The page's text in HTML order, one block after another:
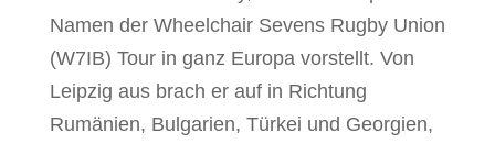
Namen der Wheelchair Sevens Rugby Union
(W7IB) Tour in ganz Europa vorstellt. Von
Leipzig aus brach er auf in Richtung
Rumänien, Bulgarien, Türkei und Georgien,